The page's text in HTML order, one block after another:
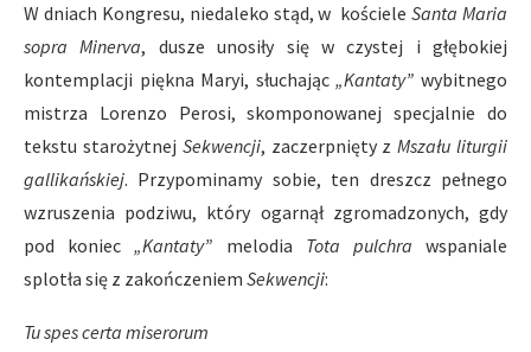
W dniach Kongresu, niedaleko stąd, w kościeleSanta Maria
sopra Minerva, dusze unosiły się w czystej i głębokiej
kontemplacji piękna Maryi, słuchając„Kantaty” wybitnego
mistrza Lorenzo Perosi, skomponowanej specjalnie do
tekstu starożytnej Sekwencji, zaczerpnięty zMszału liturgii
gallikańskiej. Przypominamy sobie, ten dreszcz pełnego
wzruszenia podziwu, który ogarnął zgromadzonych, gdy
pod koniec„Kantaty” melodia Tota pulchra wspaniale
splotła się z zakończeniem Sekwencji:
Tu spes certa miserorum